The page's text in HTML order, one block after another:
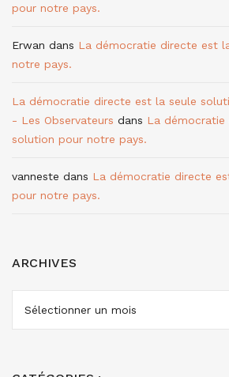
pour notre pays.
Erwan dans La démocratie directe est
notre pays.
La démocratie directe est la seule
- Les Observateurs dans La démocratie
solution pour notre pays.
vanneste dans La démocratie directe
pour notre pays.
ARCHIVES
ARCHIVES